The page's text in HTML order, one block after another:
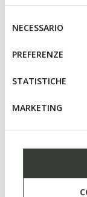
base dei tuoi
altri strumenti di
informazioni o
tue
del
consenso
NECESSARIO
PREFERENZE
STATISTICHE
MARKETING
Calzado
Cierre con
Te